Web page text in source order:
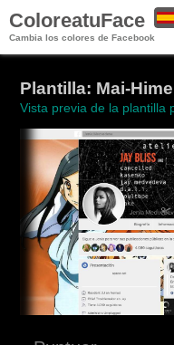
ColoreatuFace
Cambia los colores de Facebook
Plantilla: Mai-Hime
Vista previa de la plantilla